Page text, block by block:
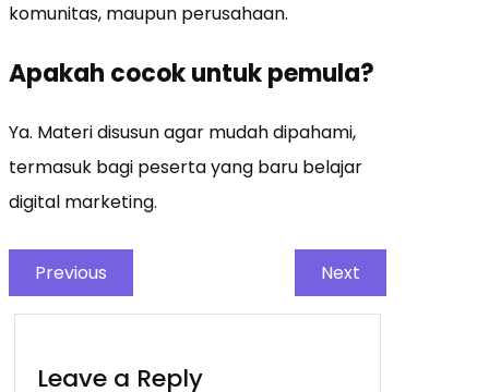
komunitas, maupun perusahaan.
Apakah cocok untuk pemula?
Ya. Materi disusun agar mudah dipahami,
termasuk bagi peserta yang baru belajar
digital marketing.
Previous Next
Leave a Reply